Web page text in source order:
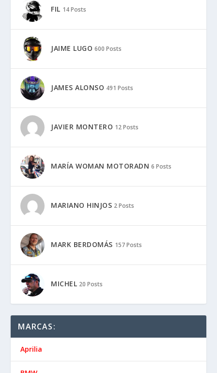
FIL 14 Posts
JAIME LUGO 600 Posts
JAMES ALONSO 491 Posts
JAVIER MONTERO 12 Posts
MARÍA WOMAN MOTORADN 6 Posts
MARIANO HINJOS 2 Posts
MARK BERDOMÁS 157 Posts
MICHEL 20 Posts
MARCAS:
Aprilia